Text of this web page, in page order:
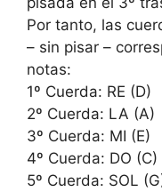
Por tanto, las
– sin pisar –
notas:
1º Cuerda: RE (D)
2º Cuerda: LA (A)
3º Cuerda: MI (E)
4º Cuerda: DO (C)
5º Cuerda: SOL